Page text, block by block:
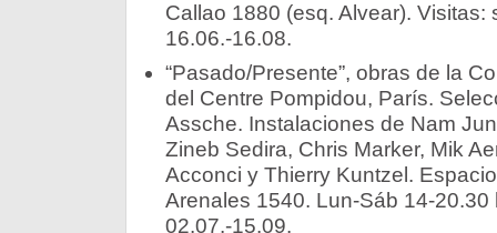
Callao 1880 (esq. Alvear). Visitas:
16.06.-16.08.
“Pasado/Presente”, obras de la
del Centre Pompidou, París.
Assche. Instalaciones de Nam
Zineb Sedira, Chris Marker, Mik
Acconci y Thierry Kuntzel.
Arenales 1540. Lun-Sáb 14-20.30
02.07.-15.09.